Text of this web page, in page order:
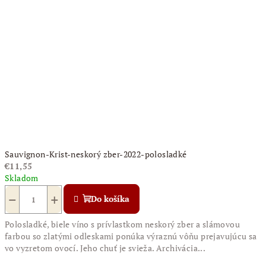
Sauvignon-Krist-neskorý zber-2022-polosladké
€11,55
Skladom
+
− Do košíka
Polosladké, biele víno s prívlastkom neskorý zber a slámovou
farbou so zlatými odleskami ponúka výraznú vôňu prejavujúcu sa
vo vyzretom ovocí. Jeho chuť je svieža. Archivácia...